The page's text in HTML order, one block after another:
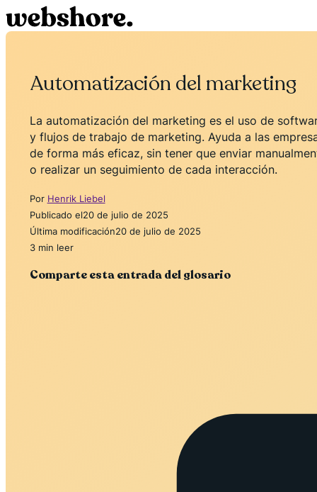
Automatización del marketing
La automatización del marketing es el uso de
y flujos de trabajo de marketing. Ayuda a las
de forma más eficaz, sin tener que enviar
o realizar un seguimiento de cada interacción.
Por Henrik Liebel
Publicado el20 de julio de 2025
Última modificación20 de julio de 2025
3 min leer
Comparte esta entrada del glosario